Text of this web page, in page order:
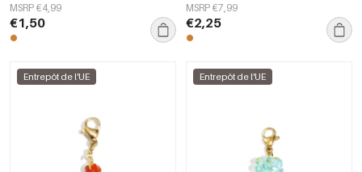
MSRP €4,99
€1,50
MSRP €7,99
€2,25
Entrepôt de l'UE Entrepôt de l'UE